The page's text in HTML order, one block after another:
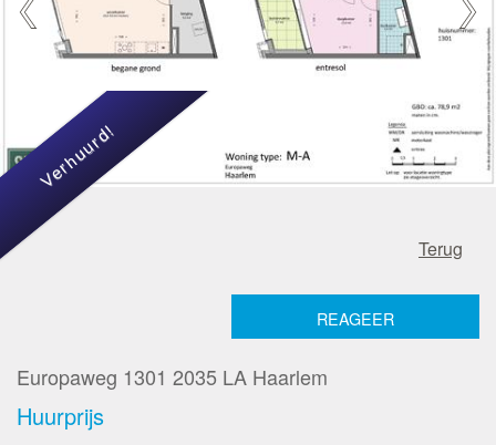
Verhuurd!
Terug
REAGEER
Europaweg 1301 2035 LA Haarlem
Huurprijs